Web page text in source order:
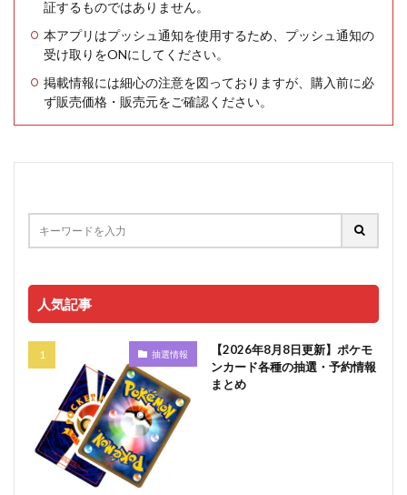
証するものではありません。
本アプリはプッシュ通知を使用するため、プッシュ通知の
受け取りをONにしてください。
掲載情報には細心の注意を図っておりますが、購入前に必
ず販売価格・販売元をご確認ください。
人気記事
抽選情報
【2026年8月8日更新】ポケモ
ンカード各種の抽選・予約情報
まとめ